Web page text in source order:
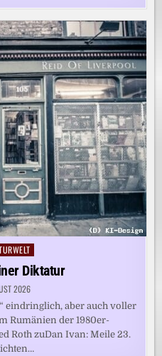
Diktatur
2026
eindringlich, aber auch voller
Rumänien der 1980er-
Roth zuDan Ivan: Meile 23.